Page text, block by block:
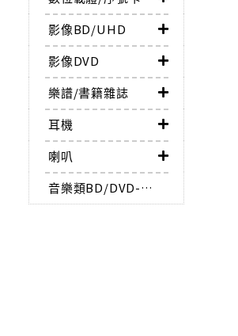
影像BD/UHD
影像DVD
樂譜/書籍雜誌
耳機
喇叭
音樂類BD/DVD-AUDIO